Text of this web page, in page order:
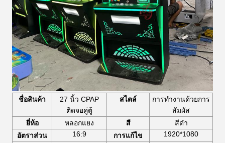
ชื่อสินค้า
27 นิ้ว CPAP
ติดจอคู่ตู้
สไตล์
การทํางานด้วยการ
สัมผัส
ยี่ห้อ
หลอกแยง สี
สีดํา
อัตราส่วน
16:9 การแก้ไข
1920*1080